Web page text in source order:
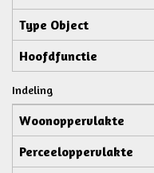
Type Object
Hoofdfunctie
Indeling
Woonoppervlakte
Perceeloppervlakte